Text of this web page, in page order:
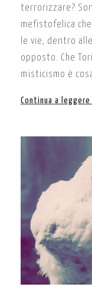
terrorizzare?
mefistofelica
le vie, dentro
opposto. Che
misticismo è
Continua a leggere